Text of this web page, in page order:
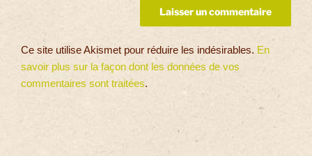
Ce site utilise Akismet pour réduire les indésirables. En
savoir plus sur la façon dont les données de vos
commentaires sont traitées.